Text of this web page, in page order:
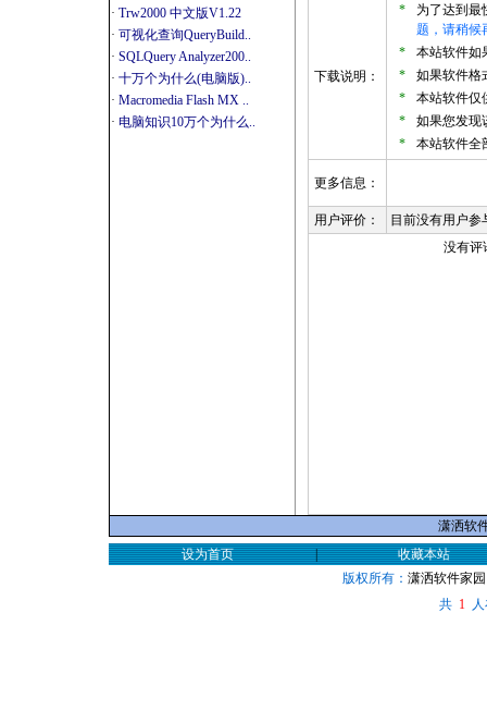
· Trw2000 中文版V1.22
· 可视化查询QueryBuild..
· SQLQuery Analyzer200..
· 十万个为什么(电脑版)..
· Macromedia Flash MX ..
· 电脑知识10万个为什么..
下载说明：
*
为了达到最
题，请稍候
*
本站软件如
*
如果软件格
*
本站软件仅
*
如果您发现
*
本站软件全
更多信息：
用户评价：
目前没有用户参
没有评
潇洒软
设为首页
|
收藏本站
版权所有： 潇洒软件家园
共